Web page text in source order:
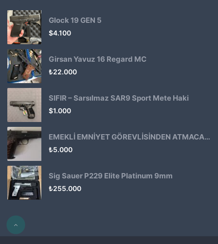
Glock 19 GEN 5
$4.100
Girsan Yavuz 16 Regard MC
₺22.000
SIFIR – Sarsılmaz SAR9 Sport Mete Haki
$1.000
EMEKLİ EMNİYET GÖREVLİSİNDEN ATMACA 53 KLASİK14
₺5.000
Sig Sauer P229 Elite Platinum 9mm
₺255.000